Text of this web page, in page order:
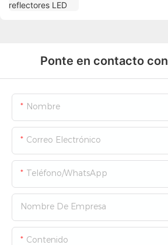
Ponte en contacto
Nombre
Correo Electrónico
Teléfono/WhatsApp
Nombre De Empresa
Contenido